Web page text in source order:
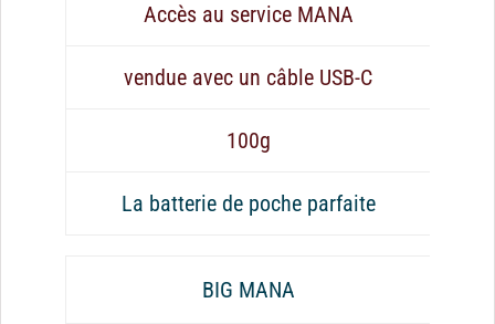
Accès au service MANA
vendue avec un câble USB-C
100g
La batterie de poche parfaite
BIG MANA